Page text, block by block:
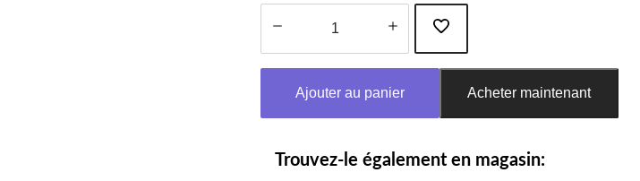
Ajouter au panier Acheter maintenant
Trouvez-le également en magasin: